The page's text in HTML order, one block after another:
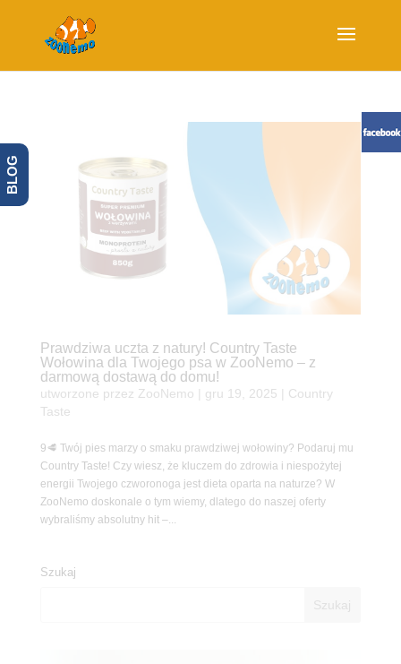
Prawdziwa uczta z natury! Country Taste
Wołowina dla Twojego psa w ZooNemo – z
darmową dostawą do domu!
utworzone przez ZooNemo gru 19, 2025
Country
Taste
9🥩 Twój pies marzy o smaku prawdziwej wołowiny? Podaruj mu
Country Taste! Czy wiesz, że kluczem do zdrowia i niespożytej
energii Twojego czworonoga jest dieta oparta na naturze? W
ZooNemo doskonale o tym wiemy, dlatego do naszej oferty
wybraliśmy absolutny hit –...
Szukaj
BLOG